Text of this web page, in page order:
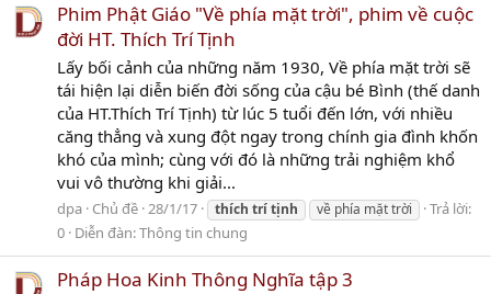
Phim Phật Giáo "Về phía mặt trời", phim về cuộc
đời HT. Thích Trí Tịnh
Lấy bối cảnh của những năm 1930, Về phía mặt trời sẽ
tái hiện lại diễn biến đời sống của cậu bé Bình (thế danh
của HT.Thích Trí Tịnh) từ lúc 5 tuổi đến lớn, với nhiều
căng thẳng và xung đột ngay trong chính gia đình khốn
khó của mình; cùng với đó là những trải nghiệm khổ
vui vô thường khi giải...
dpa Chủ đề 28/1/17 thích trítịnh về phía mặt trời
Trả lời:
0 Diễn đàn:Thông tin chung
Pháp Hoa Kinh Thông Nghĩa tập 3